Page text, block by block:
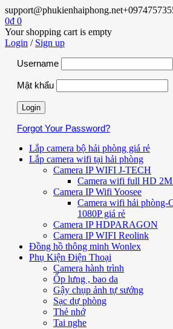
support@phukienhaiphong.net
0₫ 0
Your shopping cart is empty
Login / Sign up
Username
Mật khẩu
Forgot Your Password?
Lắp camera bộ hải phòng giá rẻ
Lắp camera wifi tại hải phòng
Camera IP WIFI J-TECH
Camera wifi full HD
Camera IP Wifi Yoosee
Camera wifi hải phòng-
1080P giá rẻ
Camera IP HDPARAGON
Camera IP WIFI Reolink
Đồng hồ thông minh Wonlex
Phụ Kiện Điện Thoại
Camera hành trình
Ốp lưng , bao da
Gậy chụp ảnh tự sướng
Sạc dự phòng
Thẻ nhớ
Tai nghe